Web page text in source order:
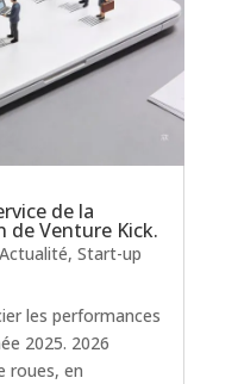
de la
de Venture Kick.
Actualité, Start-up
les performances
2025. 2026
roues, en